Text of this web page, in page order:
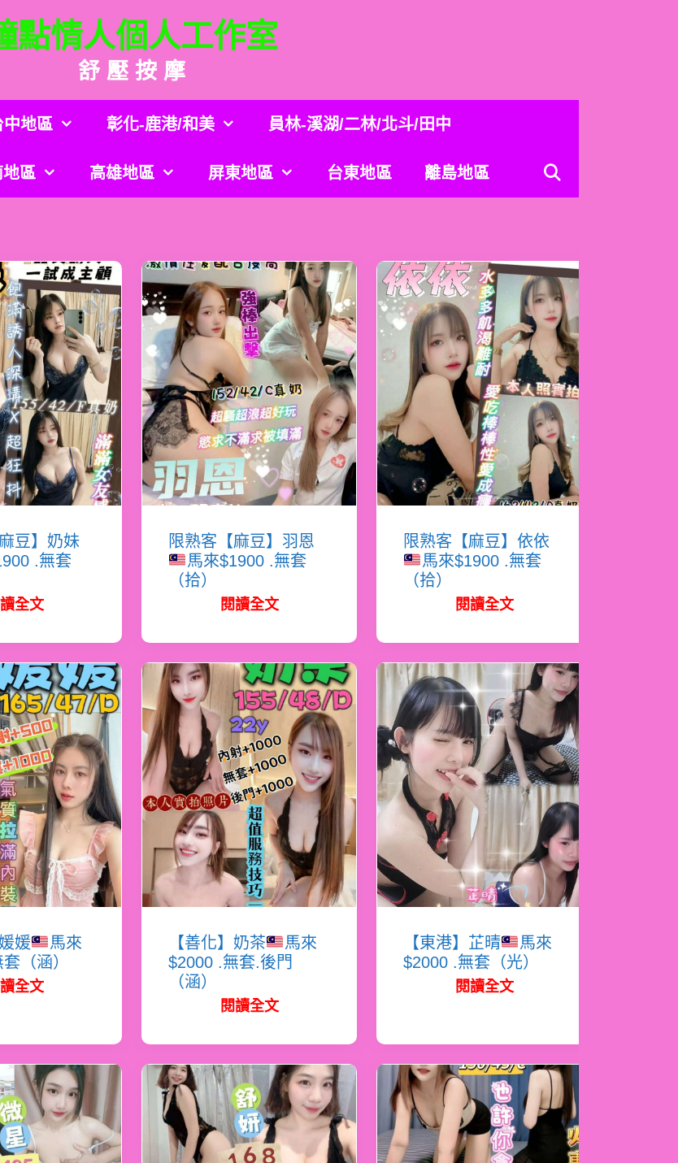
點情人個人工作室
舒 壓 按 摩
中地區 彰化-鹿港/和美 員林-溪湖/二林/北斗/田中
地區 高雄地區 屏東地區 台東地區 離島地區
豆】奶妹
.無套
全文
限熟客【麻豆】羽恩
馬來$1900 .無套
（拾）
閱讀全文
限熟客【麻豆】依依
馬來$1900 .無套
（拾）
閱讀全文
媛
馬來
（涵）
全文
【善化】奶茶
馬來
$2000 .無套.後門
（涵）
閱讀全文
【東港】芷晴
馬來
$2000 .無套（光）
閱讀全文